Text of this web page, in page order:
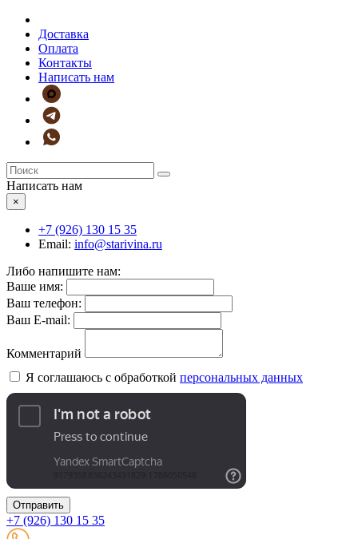
Доставка
Оплата
Контакты
Написать нам
Написать нам
×
+7 (926) 130 15 35
Email: info@starivina.ru
Либо напишите нам:
Ваше имя:
Ваш телефон:
Ваш E-mail:
Комментарий
Я соглашаюсь с обработкой персональных данных
Отправить
+7 (926) 130 15 35